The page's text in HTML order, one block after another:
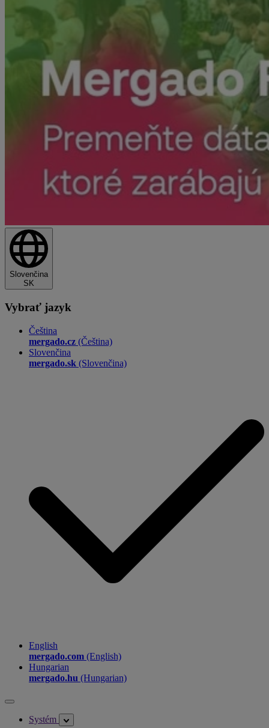
Slovenčina
SK
Vybrať jazyk
Čeština
mergado.cz (Čeština)
Slovenčina
mergado.sk (Slovenčina)
English
mergado.com (English)
Hungarian
mergado.hu (Hungarian)
Systém